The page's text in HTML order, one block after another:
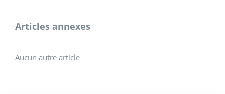
Articles annexes
Aucun autre article